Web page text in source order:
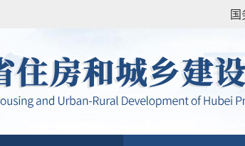
国